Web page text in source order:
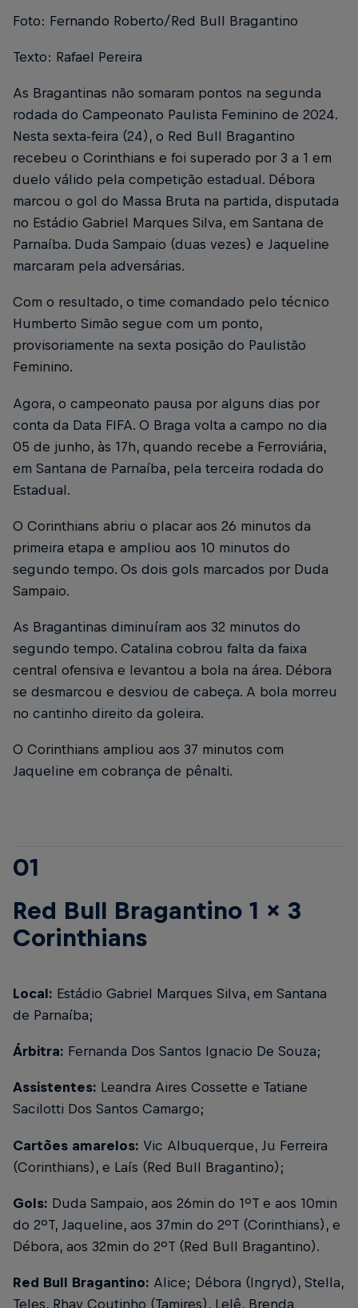
Foto: Fernando Roberto/Red Bull Bragantino
Texto: Rafael Pereira
As Bragantinas não somaram pontos na segunda
rodada do Campeonato Paulista Feminino de 2024.
Nesta sexta-feira (24), o Red Bull Bragantino
recebeu o Corinthians e foi superado por 3 a 1 em
duelo válido pela competição estadual. Débora
marcou o gol do Massa Bruta na partida, disputada
no Estádio Gabriel Marques Silva, em Santana de
Parnaíba. Duda Sampaio (duas vezes) e Jaqueline
marcaram pela adversárias.
Com o resultado, o time comandado pelo técnico
Humberto Simão segue com um ponto,
provisoriamente na sexta posição do Paulistão
Feminino.
Agora, o campeonato pausa por alguns dias por
conta da Data FIFA. O Braga volta a campo no dia
05 de junho, às 17h, quando recebe a Ferroviária,
em Santana de Parnaíba, pela terceira rodada do
Estadual.
O Corinthians abriu o placar aos 26 minutos da
primeira etapa e ampliou aos 10 minutos do
segundo tempo. Os dois gols marcados por Duda
Sampaio.
As Bragantinas diminuíram aos 32 minutos do
segundo tempo. Catalina cobrou falta da faixa
central ofensiva e levantou a bola na área. Débora
se desmarcou e desviou de cabeça. A bola morreu
no cantinho direito da goleira.
O Corinthians ampliou aos 37 minutos com
Jaqueline em cobrança de pênalti.
01
Red Bull Bragantino 1 x 3
Corinthians
Local: Estádio Gabriel Marques Silva, em Santana
de Parnaíba;
Árbitra: Fernanda Dos Santos Ignacio De Souza;
Assistentes: Leandra Aires Cossette e Tatiane
Sacilotti Dos Santos Camargo;
Cartões amarelos: Vic Albuquerque, Ju Ferreira
(Corinthians), e Laís (Red Bull Bragantino);
Gols: Duda Sampaio, aos 26min do 1ºT e aos 10min
do 2ºT, Jaqueline, aos 37min do 2ºT (Corinthians), e
Débora, aos 32min do 2ºT (Red Bull Bragantino).
Red Bull Bragantino: Alice; Débora (Ingryd), Stella,
Teles, Rhay Coutinho (Tamires), Lelê, Brenda